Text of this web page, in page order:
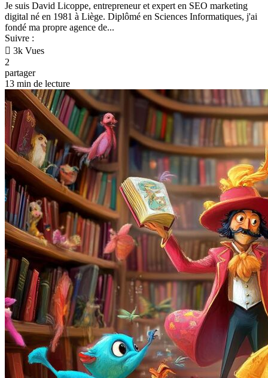
Je suis David Licoppe, entrepreneur et expert en SEO marketing
digital né en 1981 à Liège. Diplômé en Sciences Informatiques, j'ai
fondé ma propre agence de...
Suivre :
3k Vues
2
partager
13 min de lecture